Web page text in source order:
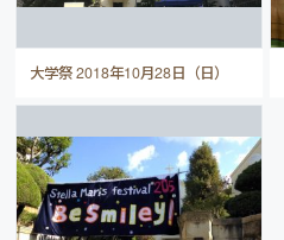
大学祭 2018年10月28日（日）